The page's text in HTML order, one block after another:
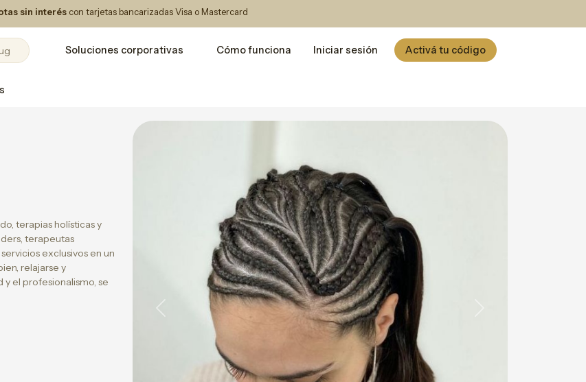
sin interés con tarjetas bancarizadas Visa o Mastercard
Soluciones corporativas Cómo funciona Iniciar sesión Activá tu código
terapias holísticas y
terapeutas
exclusivos en un
relajarse y
el profesionalismo, se